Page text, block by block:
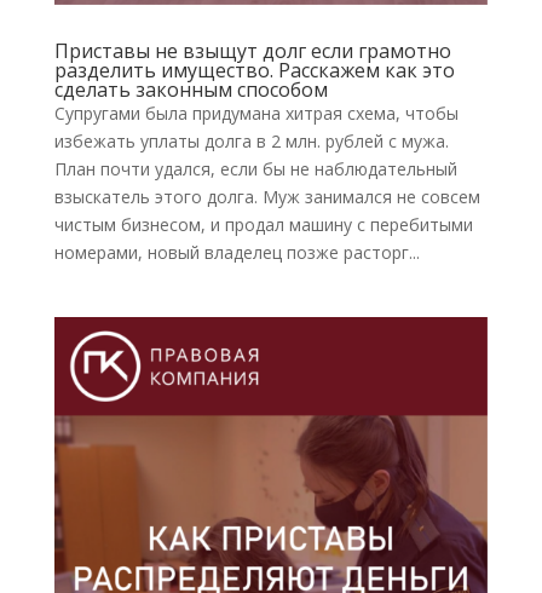
Приставы не взыщут долг если грамотно
разделить имущество. Расскажем как это
сделать законным способом
Супругами была придумана хитрая схема, чтобы
избежать уплаты долга в 2 млн. рублей с мужа.
План почти удался, если бы не наблюдательный
взыскатель этого долга. Муж занимался не совсем
чистым бизнесом, и продал машину с перебитыми
номерами, новый владелец позже расторг...